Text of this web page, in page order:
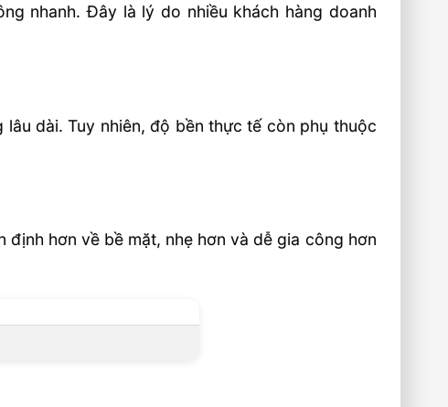
nhanh. Đây là lý do nhiều khách hàng doanh
dài. Tuy nhiên, độ bền thực tế còn phụ thuộc
định hơn về bề mặt, nhẹ hơn và dễ gia công hơn